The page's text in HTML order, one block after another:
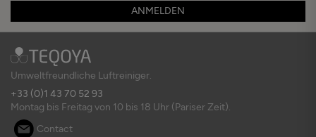
ANMELDEN
Umweltfreundliche Luftreiniger.
+33 (0)1 43 70 52 93
Montag bis Freitag von 10 bis 18 Uhr (Pariser Zeit).
Contact